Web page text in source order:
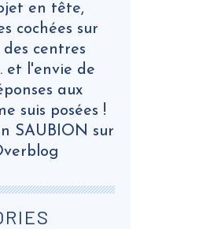
en tête,
cochées sur
des centres
et l'envie de
aux
suis posées !
SAUBION sur